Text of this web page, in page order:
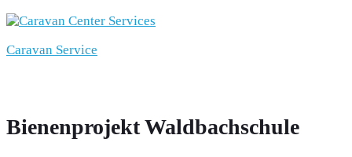
Caravan Service
Bienenprojekt Waldbachschule